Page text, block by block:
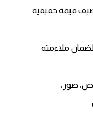
قيمة حقيقية
ملاءمته
صور،